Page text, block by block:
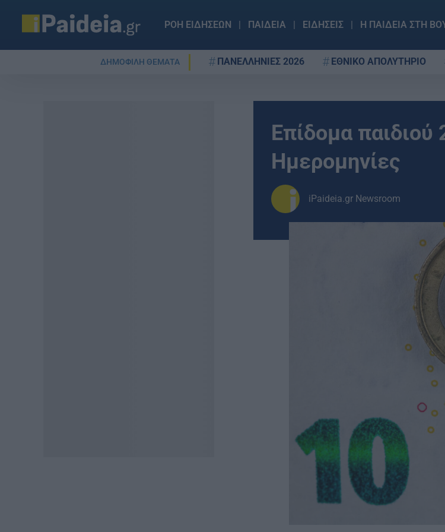
ΡΟΗ ΕΙΔΗΣΕΩΝ ΠΑΙΔΕΙΑ ΕΙΔΗΣΕΙΣ Η ΠΑΙΔΕΙΑ ΣΤΗ
ΔΗΜΟΦΙΛΗ ΘΕΜΑΤΑ ΠΑΝΕΛΛΗΝΙΕΣ 2026 ΕΘΝΙΚΟ ΑΠΟΛΥΤΗΡΙΟ
Επίδομα
Ημερομηνίες
iPaideia.gr Newsroom